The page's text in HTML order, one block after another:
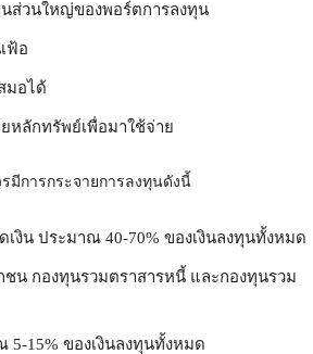
ส่วนใหญ่ของพอร์ตการลงทุน
ฟ้อ
มอได้
หลักทรัพย์เพื่อมาใช้จ่าย
มีการกระจายการลงทุนดังนี้
งิน ประมาณ 40-70% ของเงินลงทุนทั้งหมด
น กองทุนรวมตราสารหนี้ และกองทุนรวม
15% ของเงินลงทุนทั้งหมด